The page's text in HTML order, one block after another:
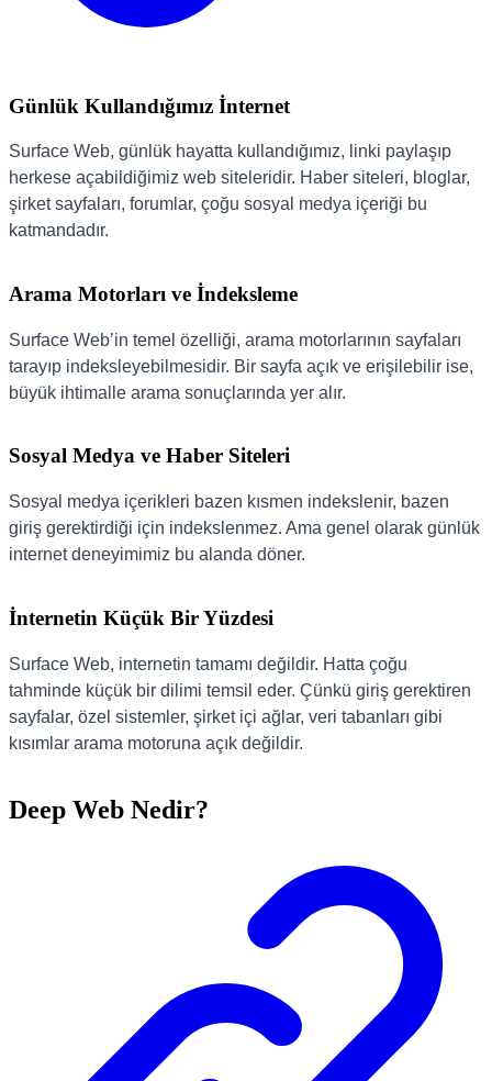
Günlük Kullandığımız İnternet
Surface Web, günlük hayatta kullandığımız, linki paylaşıp
herkese açabildiğimiz web siteleridir. Haber siteleri, bloglar,
şirket sayfaları, forumlar, çoğu sosyal medya içeriği bu
katmandadır.
Arama Motorları ve İndeksleme
Surface Web’in temel özelliği, arama motorlarının sayfaları
tarayıp indeksleyebilmesidir. Bir sayfa açık ve erişilebilir ise,
büyük ihtimalle arama sonuçlarında yer alır.
Sosyal Medya ve Haber Siteleri
Sosyal medya içerikleri bazen kısmen indekslenir, bazen
giriş gerektirdiği için indekslenmez. Ama genel olarak günlük
internet deneyimimiz bu alanda döner.
İnternetin Küçük Bir Yüzdesi
Surface Web, internetin tamamı değildir. Hatta çoğu
tahminde küçük bir dilimi temsil eder. Çünkü giriş gerektiren
sayfalar, özel sistemler, şirket içi ağlar, veri tabanları gibi
kısımlar arama motoruna açık değildir.
Deep Web Nedir?